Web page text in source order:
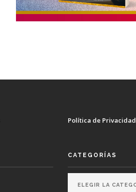
Política de Privacidad
CATEGORÍAS